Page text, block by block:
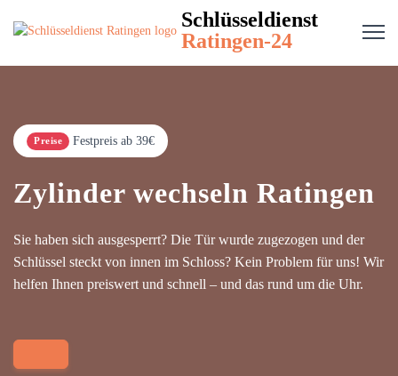
Schlüsseldienst
Ratingen-24
Preise Festpreis ab 39€
Zylinder wechseln Ratingen
Sie haben sich ausgesperrt? Die Tür wurde zugezogen und der
Schlüssel steckt von innen im Schloss? Kein Problem für uns! Wir
helfen Ihnen preiswert und schnell – und das rund um die Uhr.